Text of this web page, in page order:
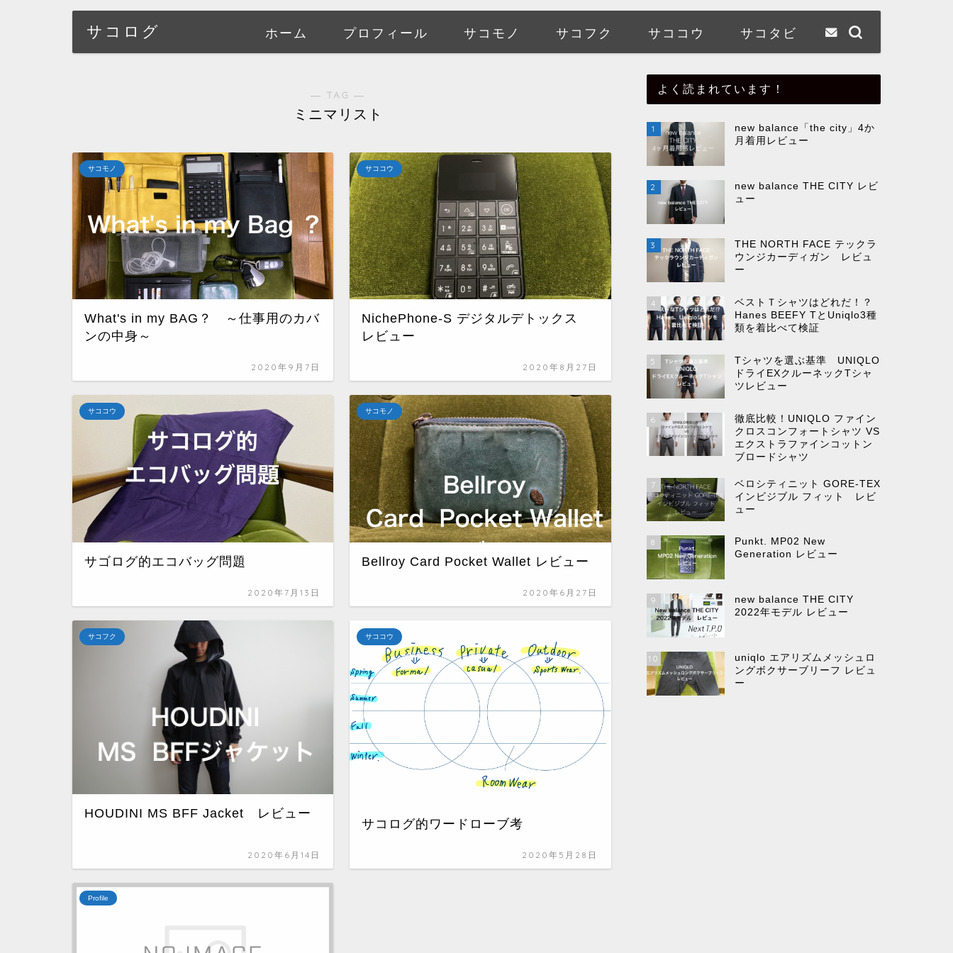
サコログ ホーム プロフィール サコモノ サコフク サココウ サコタビ
― TAG ―
ミニマリスト
サコモノ
What's in my BAG？ ～仕事用のカバ
ンの中身～
2020年9月7日
サココウ
NichePhone-S デジタルデトックス
レビュー
2020年8月27日
サココウ
サゴログ的エコバッグ問題
2020年7月13日
サコモノ
Bellroy Card Pocket Wallet レビュー
2020年6月27日
サコフク
HOUDINI MS BFF Jacket レビュー
2020年6月14日
サココウ
サコログ的ワードローブ考
2020年5月28日
Profile
よく読まれています！
1
new balance「the city」4か
月着用レビュー
2
new balance THE CITY レビ
ュー
3
THE NORTH FACE テックラ
ウンジカーディガン レビュ
ー
4
ベストＴシャツはどれだ！？
Hanes BEEFY TとUniqlo3種
類を着比べて検証
5
Tシャツを選ぶ基準 UNIQLO
ドライEXクルーネックTシャ
ツレビュー
6
徹底比較！UNIQLO ファイン
クロスコンフォートシャツ VS
エクストラファインコットン
ブロードシャツ
7
ベロシティニット GORE-TEX
インビジブル フィット レビ
ュー
8
Punkt. MP02 New
Generation レビュー
9
new balance THE CITY
2022年モデル レビュー
10
uniqlo エアリズムメッシュロ
ングボクサーブリーフ レビュ
ー